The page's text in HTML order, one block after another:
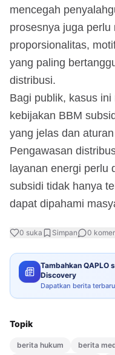
mencegah
prosesnya juga
proporsionalitas,
yang paling
distribusi.
Bagi publik, kasus
kebijakan BBM
yang jelas dan
Pengawasan
layanan energi perlu
subsidi tidak hanya
dapat dipahami
0 suka Simpan 0
Tambahkan QAPLO
Discovery
Dapatkan berita
Topik
berita hukum berita